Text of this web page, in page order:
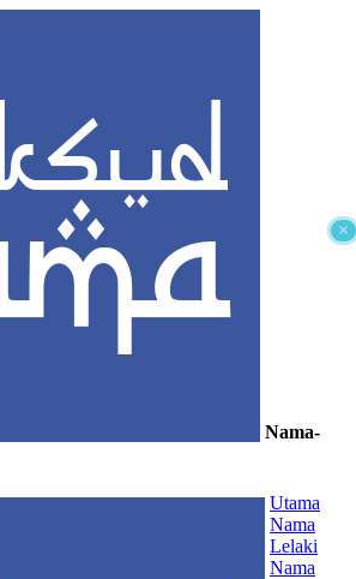
×
Nama-
Utama
Nama
Lelaki
Nama